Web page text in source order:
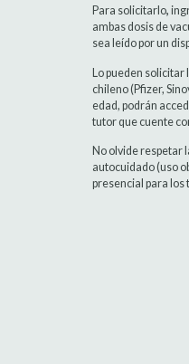
Para solicitarlo,
ambas dosis de
sea leído por un
Lo pueden solicitar
chileno (Pfizer,
edad, podrán
tutor que cuente
No olvide respetar
autocuidado (uso
presencial para los